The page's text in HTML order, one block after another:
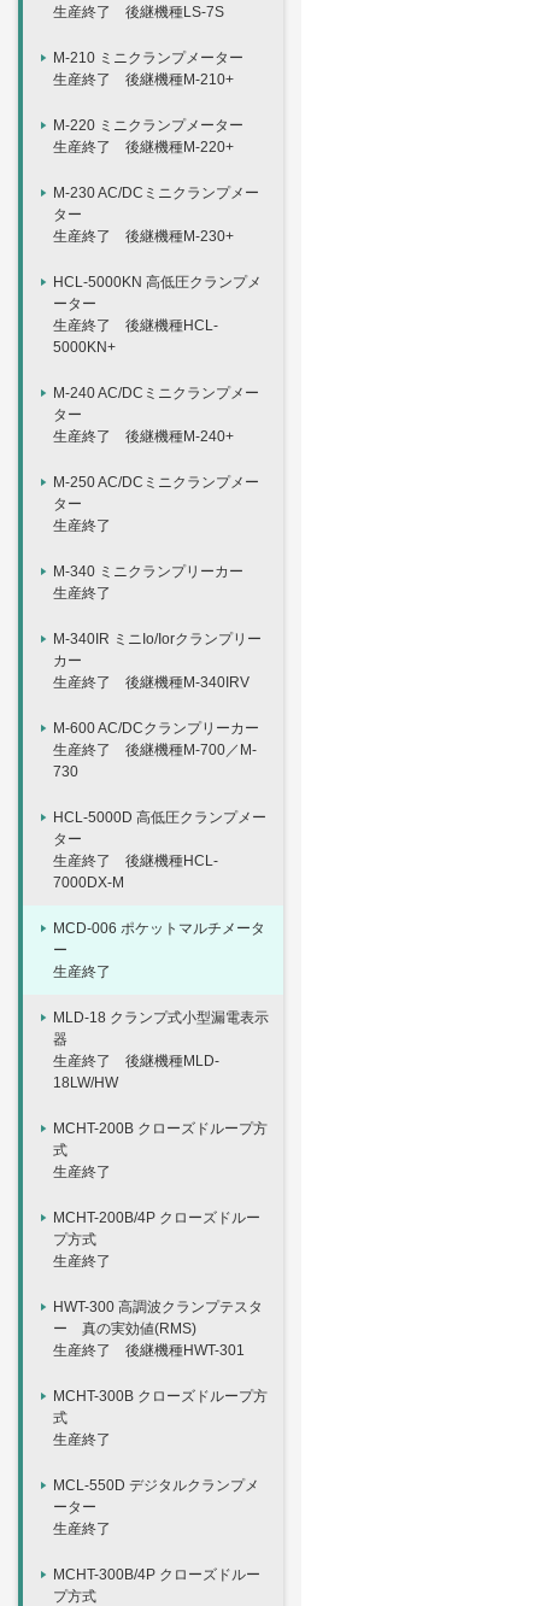
生産終了 後継機種LS-7S
M-210 ミニクランプメーター
生産終了 後継機種M-210+
M-220 ミニクランプメーター
生産終了 後継機種M-220+
M-230 AC/DCミニクランプメー
ター
生産終了 後継機種M-230+
HCL-5000KN 高低圧クランプメ
ーター
生産終了 後継機種HCL-
5000KN+
M-240 AC/DCミニクランプメー
ター
生産終了 後継機種M-240+
M-250 AC/DCミニクランプメー
ター
生産終了
M-340 ミニクランプリーカー
生産終了
M-340IR ミニIo/Iorクランプリー
カー
生産終了 後継機種M-340IRV
M-600 AC/DCクランプリーカー
生産終了 後継機種M-700／M-
730
HCL-5000D 高低圧クランプメー
ター
生産終了 後継機種HCL-
7000DX-M
MCD-006 ポケットマルチメータ
ー
生産終了
MLD-18 クランプ式小型漏電表示
器
生産終了 後継機種MLD-
18LW/HW
MCHT-200B クローズドループ方
式
生産終了
MCHT-200B/4P クローズドルー
プ方式
生産終了
HWT-300 高調波クランプテスタ
ー 真の実効値(RMS)
生産終了 後継機種HWT-301
MCHT-300B クローズドループ方
式
生産終了
MCL-550D デジタルクランプメ
ーター
生産終了
MCHT-300B/4P クローズドルー
プ方式